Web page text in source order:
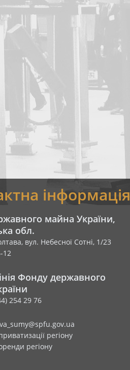
інформація
майна України,
обл.
вул. Небесної Сотні, 1/23
12
Фонду державного
254 29 76
регіону
регіону